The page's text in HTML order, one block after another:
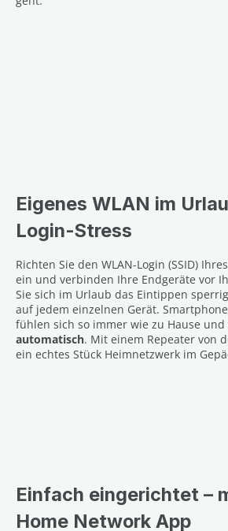
Eigenes WLAN im
Login-Stress
Richten Sie den WLAN-Login (SSID)
ein und verbinden Ihre Endgeräte vor
Sie sich im Urlaub das Eintippen
auf jedem einzelnen Gerät.
fühlen sich so immer wie zu Hause und
automatisch. Mit einem Repeater von
ein echtes Stück Heimnetzwerk im
Einfach eingerichtet –
Home Network App